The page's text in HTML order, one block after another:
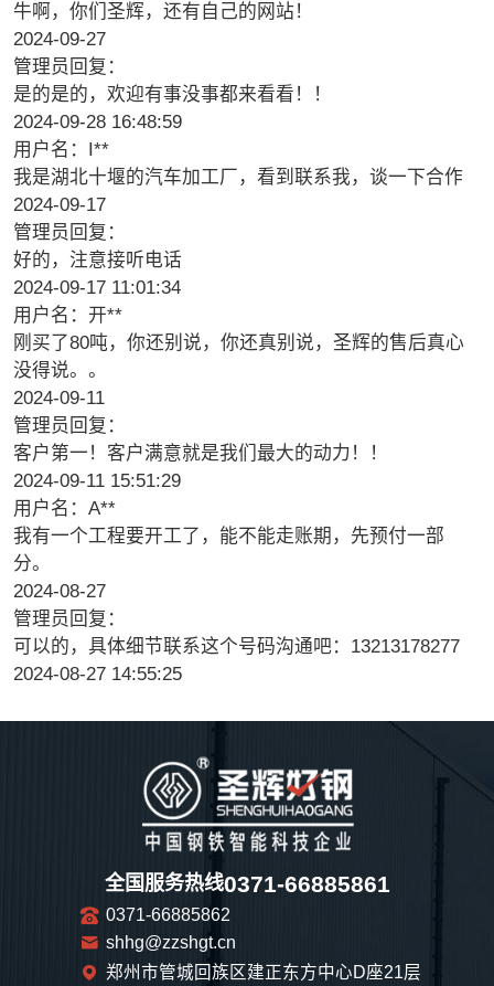
牛啊，你们圣辉，还有自己的网站！
2024-09-27
管理员回复：
是的是的，欢迎有事没事都来看看！！
2024-09-28 16:48:59
用户名：I**
我是湖北十堰的汽车加工厂，看到联系我，谈一下合作
2024-09-17
管理员回复：
好的，注意接听电话
2024-09-17 11:01:34
用户名：开**
刚买了80吨，你还别说，你还真别说，圣辉的售后真心
没得说。。
2024-09-11
管理员回复：
客户第一！客户满意就是我们最大的动力！！
2024-09-11 15:51:29
用户名：A**
我有一个工程要开工了，能不能走账期，先预付一部
分。
2024-08-27
管理员回复：
可以的，具体细节联系这个号码沟通吧：13213178277
2024-08-27 14:55:25
全国服务热线0371-66885861
0371-66885862
shhg@zzshgt.cn
郑州市管城回族区建正东方中心D座21层